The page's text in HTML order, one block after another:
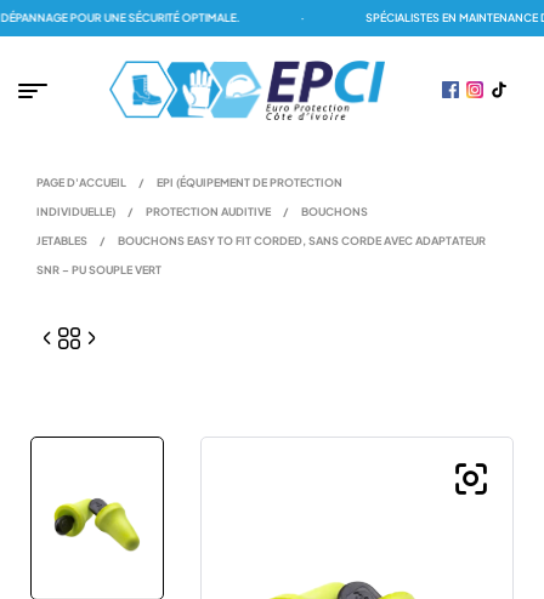
POUR UNE SÉCURITÉ OPTIMALE. SPÉCIALISTES EN MAINTENANCE
PAGE D'ACCUEIL / EPI (ÉQUIPEMENT DE PROTECTION
INDIVIDUELLE) / PROTECTION AUDITIVE / BOUCHONS
JETABLES / BOUCHONS EASY TO FIT CORDED, SANS CORDE AVEC ADAPTATEUR
SNR – PU SOUPLE VERT